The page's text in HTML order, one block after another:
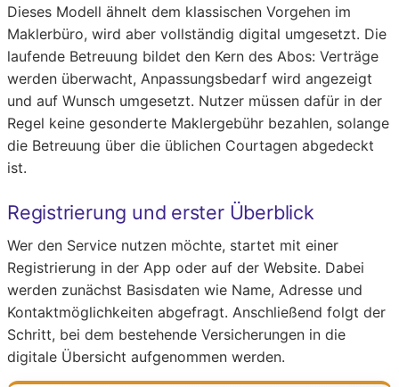
Dieses Modell ähnelt dem klassischen Vorgehen im
Maklerbüro, wird aber vollständig digital umgesetzt. Die
laufende Betreuung bildet den Kern des Abos: Verträge
werden überwacht, Anpassungsbedarf wird angezeigt
und auf Wunsch umgesetzt. Nutzer müssen dafür in der
Regel keine gesonderte Maklergebühr bezahlen, solange
die Betreuung über die üblichen Courtagen abgedeckt
ist.
Registrierung und erster Überblick
Wer den Service nutzen möchte, startet mit einer
Registrierung in der App oder auf der Website. Dabei
werden zunächst Basisdaten wie Name, Adresse und
Kontaktmöglichkeiten abgefragt. Anschließend folgt der
Schritt, bei dem bestehende Versicherungen in die
digitale Übersicht aufgenommen werden.